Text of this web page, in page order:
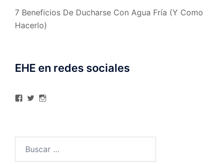
7 Beneficios De Ducharse Con Agua Fría (Y Como
Hacerlo)
EHE en redes sociales
Ver
Facebook
Ver
TwitterInstagram